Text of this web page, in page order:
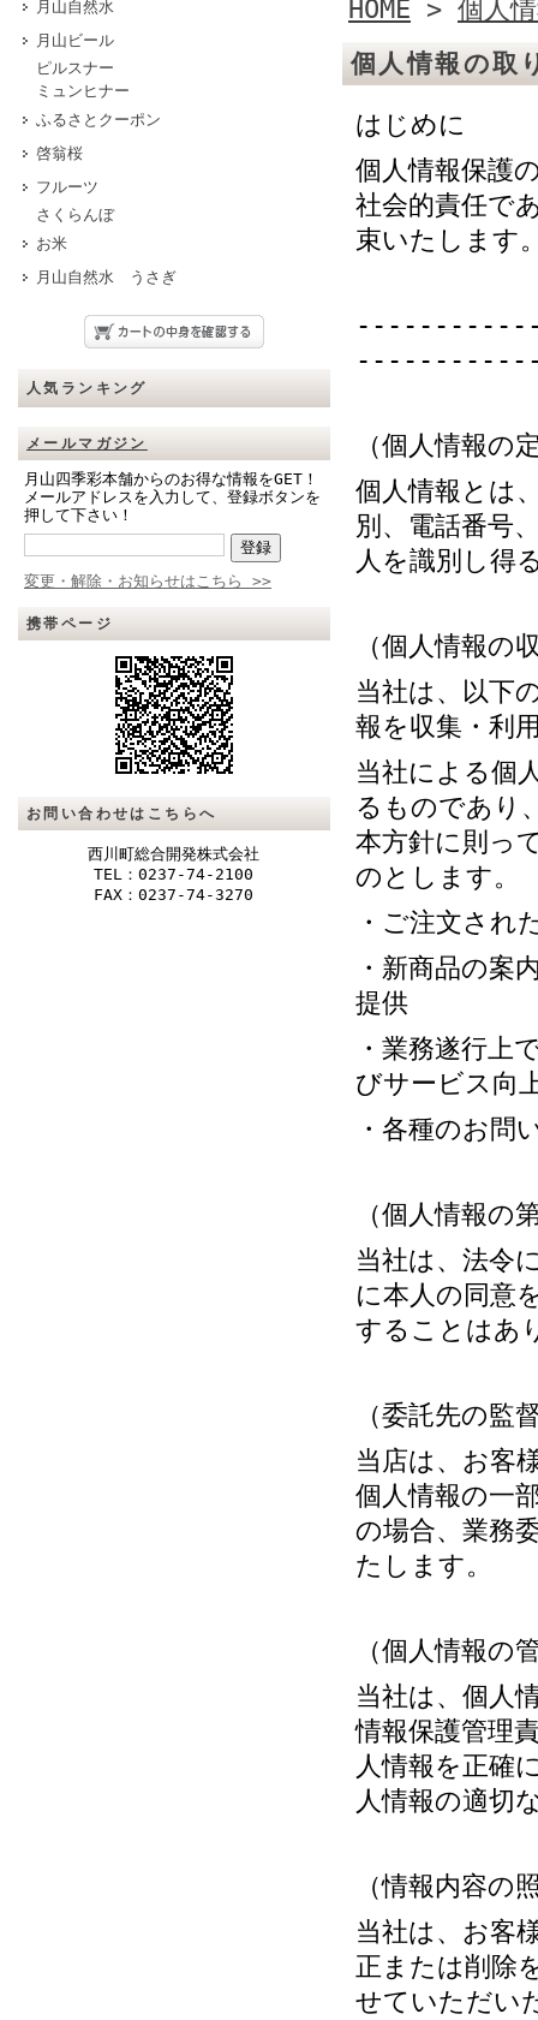
月山自然水
月山ビール
ピルスナー
ミュンヒナー
ふるさとクーポン
啓翁桜
フルーツ
さくらんぼ
お米
月山自然水 うさぎ
人気ランキング
メールマガジン
月山四季彩本舗からのお得な情報をGET！
メールアドレスを入力して、登録ボタンを
押して下さい！
変更・解除・お知らせはこちら >>
携帯ページ
お問い合わせはこちらへ
西川町総合開発株式会社
TEL：0237-74-2100
FAX：0237-74-3270
HOME > 個人
個人情報の取
はじめに
個人情報保護
社会的責任で
束いたします
（個人情報の
個人情報とは
別、電話番号
人を識別し得
（個人情報の
当社は、以下
報を収集・利
当社による個
るものであり
本方針に則っ
のとします。
・ご注文され
・新商品の案
提供
・業務遂行上
びサービス向
・各種のお問
（個人情報の
当社は、法令
に本人の同意
することはあ
（委託先の監
当店は、お客
個人情報の一
の場合、業務
たします。
（個人情報の
当社は、個人
情報保護管理
人情報を正確
人情報の適切
（情報内容の
当社は、お客
正または削除
せていただい